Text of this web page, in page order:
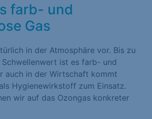
farb- und
Gas
in der Atmosphäre vor. Bis zu
Schwellenwert ist es farb- und
auch in der Wirtschaft kommt
Hygienewirkstoff zum Einsatz.
wir auf das Ozongas konkreter